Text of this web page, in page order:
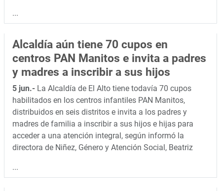
...
Alcaldía aún tiene 70 cupos en
centros PAN Manitos e invita a padres
y madres a inscribir a sus hijos
5 jun.- La Alcaldía de El Alto tiene todavía 70 cupos
habilitados en los centros infantiles PAN Manitos,
distribuidos en seis distritos e invita a los padres y
madres de familia a inscribir a sus hijos e hijas para
acceder a una atención integral, según informó la
directora de Niñez, Género y Atención Social, Beatriz
...